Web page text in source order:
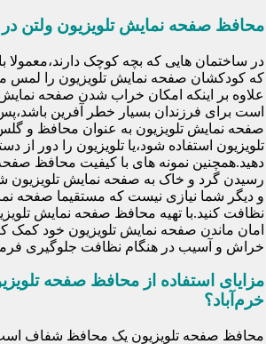
محافظ صفحه نمایش تلویزیون ولتن در
در ساختمان هایی که بچه کوچک دارند،معمولا
که کودکشان صفحه نمایش تلویزیون را لمس
علاوه بر اینکه امکان خراب شدن صفحه نمایش
است برای فرزندان بسیار خطر آفرین
صفحه نمایش تلویزیون به عنوان محافظ و
تلویزیون استفاده شود،یا تلویزیون را دور از
دهید.همچنین نمونه های با کیفیت محافظ صفحه
رسیدن گرد و خاک به صفحه نمایش تلویزیون
و دیگر شما نیازی نیست که مستقیما صفحه
نظافت کنید.با تهیه محافظ صفحه نمایش
امان ماندن صفحه نمایش تلویزیون خود کمک
خراش و آسیب در هنگام نظافت جلوگیری
مزایای استفاده از محافظ صفحه
خرم‌آباد؟
محافظ صفحه تلویزیون یک محافظ شفاف